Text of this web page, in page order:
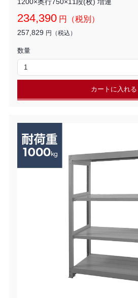
234,390 円（税別）
257,829 円（税込）
数量
カートに入れる